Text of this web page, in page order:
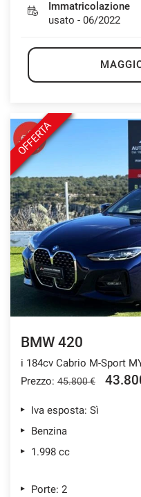
Immatricolazione
usato - 06/2022
OFFERTA
BMW 420
i 184cv Cabrio M-Sport
Prezzo: 45.800 €
Iva esposta: Sì
Benzina
1.998 cc
Porte: 2